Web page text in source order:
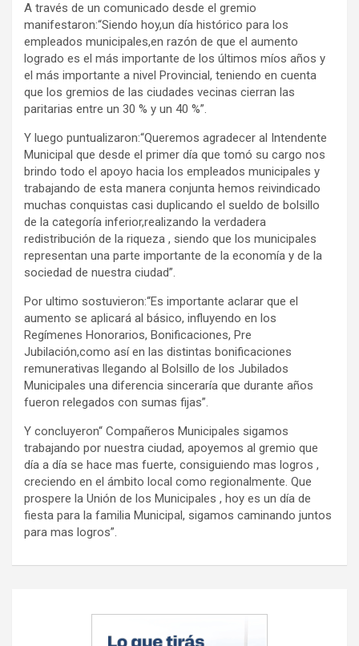
A través de un comunicado desde el gremio
manifestaron:“Siendo hoy,un día histórico para los
empleados municipales,en razón de que el aumento
logrado es el más importante de los últimos míos años y
el más importante a nivel Provincial, teniendo en cuenta
que los gremios de las ciudades vecinas cierran las
paritarias entre un 30 % y un 40 %”.
Y luego puntualizaron:“Queremos agradecer al Intendente
Municipal que desde el primer día que tomó su cargo nos
brindo todo el apoyo hacia los empleados municipales y
trabajando de esta manera conjunta hemos reivindicado
muchas conquistas casi duplicando el sueldo de bolsillo
de la categoría inferior,realizando la verdadera
redistribución de la riqueza , siendo que los municipales
representan una parte importante de la economía y de la
sociedad de nuestra ciudad”.
Por ultimo sostuvieron:“Es importante aclarar que el
aumento se aplicará al básico, influyendo en los
Regímenes Honorarios, Bonificaciones, Pre
Jubilación,como así en las distintas bonificaciones
remunerativas llegando al Bolsillo de los Jubilados
Municipales una diferencia sinceraría que durante años
fueron relegados con sumas fijas”.
Y concluyeron“ Compañeros Municipales sigamos
trabajando por nuestra ciudad, apoyemos al gremio que
día a día se hace mas fuerte, consiguiendo mas logros ,
creciendo en el ámbito local como regionalmente. Que
prospere la Unión de los Municipales , hoy es un día de
fiesta para la familia Municipal, sigamos caminando juntos
para mas logros”.